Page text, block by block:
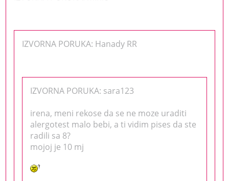
IZVORNA PORUKA: Hanady RR
IZVORNA PORUKA: sara123
irena, meni rekose da se ne moze uraditi
alergotest malo bebi, a ti vidim pises da ste
radili sa 8?
mojoj je 10 mj